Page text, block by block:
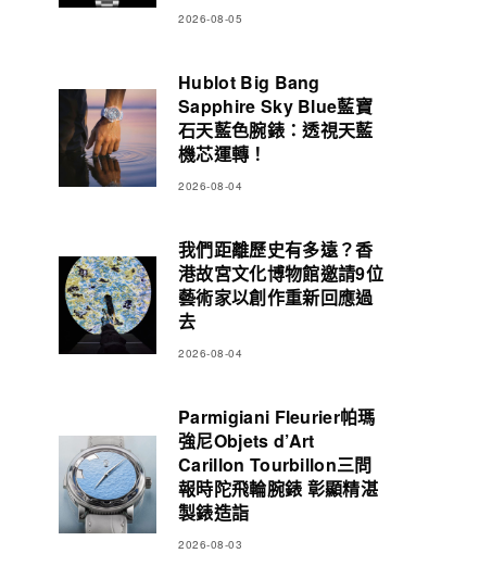
2026-08-05
Hublot Big Bang
Sapphire Sky Blue藍寶
石天藍色腕錶：透視天藍
機芯運轉！
2026-08-04
我們距離歷史有多遠？香
港故宮文化博物館邀請9位
藝術家以創作重新回應過
去
2026-08-04
Parmigiani Fleurier帕瑪
強尼Objets d’Art
Carillon Tourbillon三問
報時陀飛輪腕錶 彰顯精湛
製錶造詣
2026-08-03